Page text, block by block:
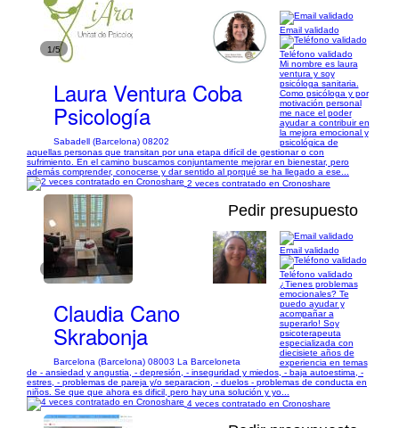
1/5
Laura Ventura Coba
Psicología
Sabadell (Barcelona) 08202
Email validado
Teléfono validado
Mi nombre es laura
ventura y soy
psicóloga sanitaria.
Como psicóloga y por
motivación personal
me nace el poder
ayudar a contribuir en
la mejora emocional y
psicológica de
aquellas personas que transitan por una etapa difícil de gestionar o con
sufrimiento. En el camino buscamos conjuntamente mejorar en bienestar, pero
además comprender, conocerse y dar sentido al porqué se ha llegado a ese...
2 veces contratado en Cronoshare
1/6
Pedir presupuesto
Claudia Cano
Skrabonja
Barcelona (Barcelona) 08003 La Barceloneta
Email validado
Teléfono validado
¿Tienes problemas
emocionales? Te
puedo ayudar y
acompañar a
superarlo! Soy
psicoterapeuta
especializada con
diecisiete años de
experiencia en temas
de - ansiedad y angustia, - depresión, - inseguridad y miedos, - baja autoestima, -
estres, - problemas de pareja y/o separacion, - duelos - problemas de conducta en
niños. Se que que ahora es dificil, pero hay una solución y yo...
4 veces contratado en Cronoshare